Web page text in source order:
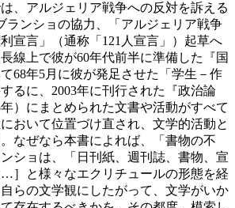
、アルジェリア戦争への反対を訴える
ランショの協力、「アルジェリア戦争
宣言」（通称「121人宣言」）起草へ
線上で彼が60年代前半に準備した『国
68年5月に彼が発足させた「学生－作
るに、2003年に刊行された『政治論
）にまとめられた文書や活動がすべて
おいて位置づけ直され、文学的活動と
なぜなら本書によれば、「書物の不
ショは、「日刊紙、週刊誌、書物、宣
］と様々なエクリチュールの形態を経
らの文学観にしたがって、文学がいか